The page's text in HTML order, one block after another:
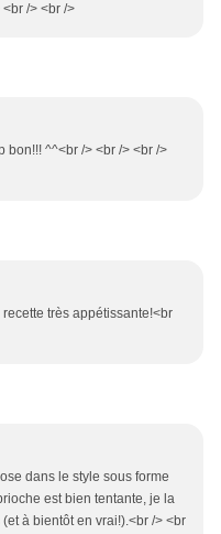
/> <br />
bon!!! ^^<br /> <br /> <br />
très appétissante!<br
dans le style sous forme
est bien tentante, je la
à bientôt en vrai!).<br /> <br